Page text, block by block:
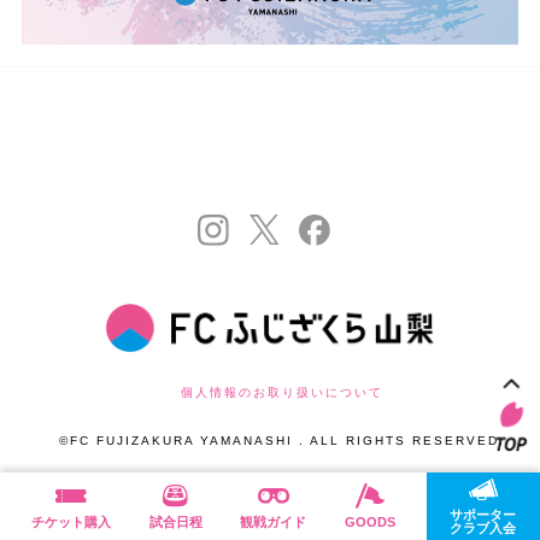
個人情報のお取り扱いについて
©FC FUJIZAKURA YAMANASHI . ALL RIGHTS RESERVED.
チケット購入 試合日程 観戦ガイド GOODS
サポーター
クラブ入会